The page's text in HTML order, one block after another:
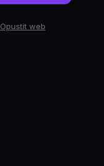
Opustit web